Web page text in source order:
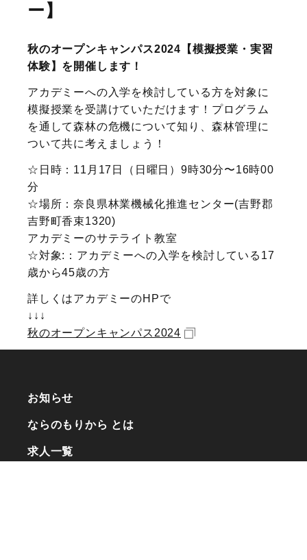
ー】
秋のオープンキャンパス2024【模擬授業・実習
体験】を開催します！
アカデミーへの入学を検討している方を対象に
模擬授業を受講けていただけます！プログラム
を通して森林の危機について知り、森林管理に
ついて共に考えましょう！
☆日時：11月17日（日曜日）9時30分〜16時00
分
☆場所：奈良県林業機械化推進センター(吉野郡
吉野町香束1320)
アカデミーのサテライト教室
☆対象:：アカデミーへの入学を検討している17
歳から45歳の方
詳しくはアカデミーのHPで
↓↓↓
秋のオープンキャンパス2024
お知らせ
ならのもりから とは
求人一覧